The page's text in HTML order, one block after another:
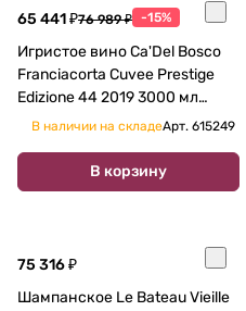
65 441 ₽76 989 ₽ -15%
Игристое вино Ca'Del Bosco
Franciacorta Cuvee Prestige
Edizione 44 2019 3000 мл
12,5%
В наличии на складеАрт. 615249
В корзину
75 316 ₽
Шампанское Le Bateau Vieille